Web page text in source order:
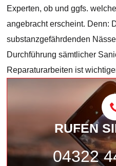
Experten, ob und ggfs.
angebracht erscheint. Denn:
substanzgefährdenden
Durchführung sämtlicher
Reparaturarbeiten ist
RUFEN
04322